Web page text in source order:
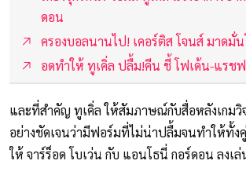
ดอน
ครองบอลนานไป! เคอร์ติส โจนส์ มาดมั่น
อดทำให้ ทูเคิ่ล ปลื้ม!คีน ชี้ โฟเด้น-แรช
และที่สำคัญ ทูเคิ่ล ให้สัมภาษณ์กับสื่อหลังเกมวิ
อย่างชัดเจนว่ามีฟอร์มที่ไม่น่าปลื้มจนทำให้ทั้ง
ให้ จาร์ร็อด โบเว่น กับ แอนโธนี่ กอร์ดอน ลง